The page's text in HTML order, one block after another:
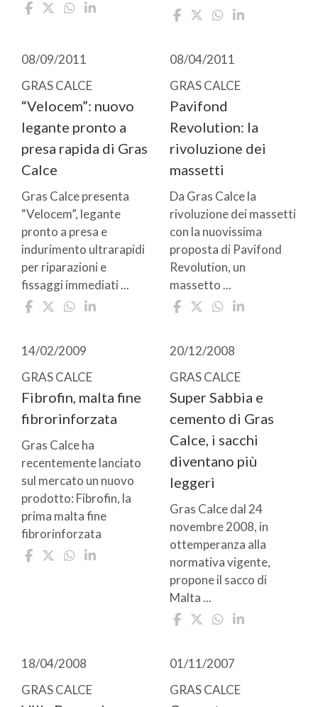
08/09/2011
GRAS CALCE
“Velocem”: nuovo
legante pronto a
presa rapida di Gras
Calce
Gras Calce presenta
“Velocem”, legante
pronto a presa e
indurimento ultrarapidi
per riparazioni e
fissaggi immediati ...
08/04/2011
GRAS CALCE
Pavifond
Revolution: la
rivoluzione dei
massetti
Da Gras Calce la
rivoluzione dei massetti
con la nuovissima
proposta di Pavifond
Revolution, un
massetto ...
14/02/2009
GRAS CALCE
Fibrofin, malta fine
fibrorinforzata
Gras Calce ha
recentemente lanciato
sul mercato un nuovo
prodotto: Fibrofin, la
prima malta fine
fibrorinforzata
20/12/2008
GRAS CALCE
Super Sabbia e
cemento di Gras
Calce, i sacchi
diventano più
leggeri
Gras Calce dal 24
novembre 2008, in
ottemperanza alla
normativa vigente,
propone il sacco di
Malta ...
18/04/2008
GRAS CALCE
01/11/2007
GRAS CALCE